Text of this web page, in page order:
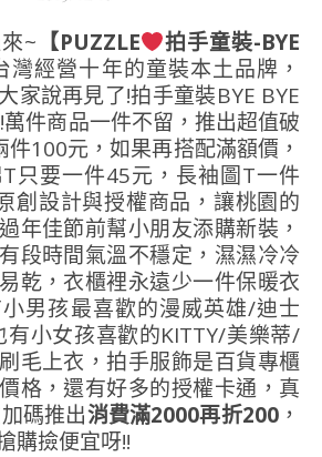
~ 【PUZZLE
拍手童裝-BYE
灣經營十年的童裝本土品牌，
家說再見了!拍手童裝BYE BYE
件商品一件不留，推出超值破
100元，如果再搭配滿額價，
只要一件45元，長袖圖T一件
創設計與授權商品，讓桃園的
年佳節前幫小朋友添購新裝，
段時間氣溫不穩定，濕濕冷冷
乾，衣櫃裡永遠少一件保暖衣
男孩最喜歡的漫威英雄/迪士
小女孩喜歡的KITTY/美樂蒂/
毛上衣，拍手服飾是百貨專櫃
格，還有好多的授權卡通，真
碼推出消費滿2000再折200，
購撿便宜呀!!